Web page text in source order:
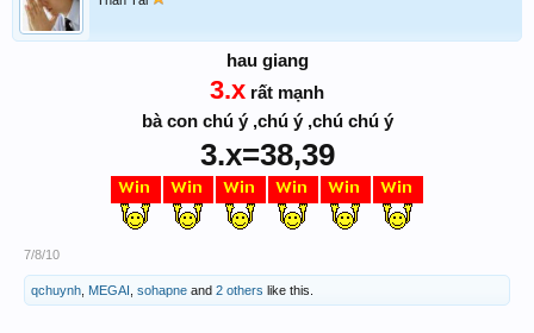
hau giang
3.x rất mạnh
bà con chú ý ,chú ý ,chú chú ý
3.x=38,39
7/8/10
qchuynh MEGAI sohapne and 2 others like this.